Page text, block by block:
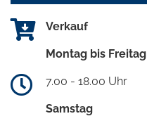
Verkauf
Montag bis Freitag
7.00 - 18.00 Uhr
Samstag